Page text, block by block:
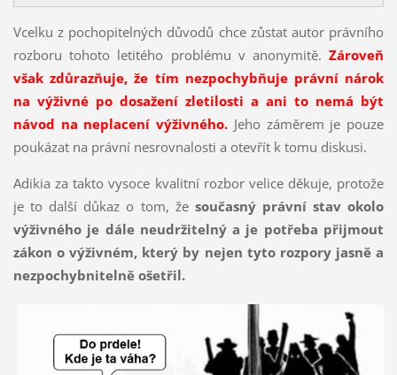
Vcelku z pochopitelných důvodů chce zůstat autor právního
rozboru tohoto letitého problému v anonymitě.Zároveň
však zdůrazňuje, že tím nezpochybňuje právní nárok
na výživné po dosažení zletilosti a ani to nemá být
návod na neplacení výživného. Jeho záměrem je pouze
poukázat na právní nesrovnalosti a otevřít k tomu diskusi.
Adikia za takto vysoce kvalitní rozbor velice děkuje, protože
je to další důkaz o tom, že současný právní stav okolo
výživného je dále neudržitelný a je potřeba přijmout
zákon o výživném, který by nejen tyto rozpory jasně a
nezpochybnitelně ošetřil.